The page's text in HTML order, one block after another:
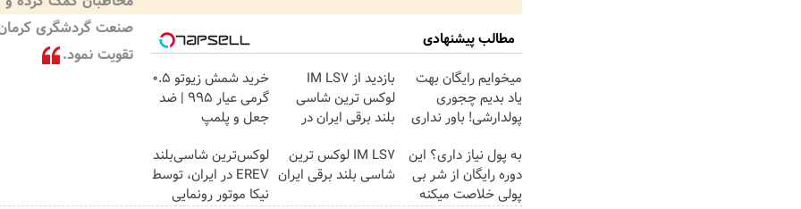
صنعت گردشگری
تقویت نمود.
مطالب پیشنهادی
میخوایم رایگان بهت
یاد بدیم چجوری
پولدارشی! باور نداری
بازدید از IM LS7
لوکس ترین شاسی
بلند برقی ایران در
خرید شمش زیوتو ۰.۵
گرمی عیار ۹۹۵ | ضد
جعل و پلمپ
به پول نیاز داری؟ این
دوره رایگان از شر بی
پولی خلاصت میکنه
IM LS7 لوکس ترین
شاسی بلند برقی ایران
لوکس‌ترین شاسی‌بلند
EREV در ایران، توسط
نیکا موتور رونمایی